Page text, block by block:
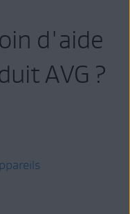
d'aide
AVG ?